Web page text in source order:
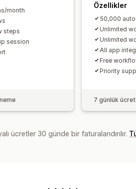
month
steps
session
Özellikler
50,000
Unlimited
Unlimited
All app
Free
Priority
7 günlük
ücretler 30 günde bir faturalandırılır.